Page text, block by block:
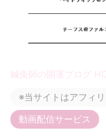
鍼灸師の開運ブログ
※当サイトはアフィ
動画配信サービス